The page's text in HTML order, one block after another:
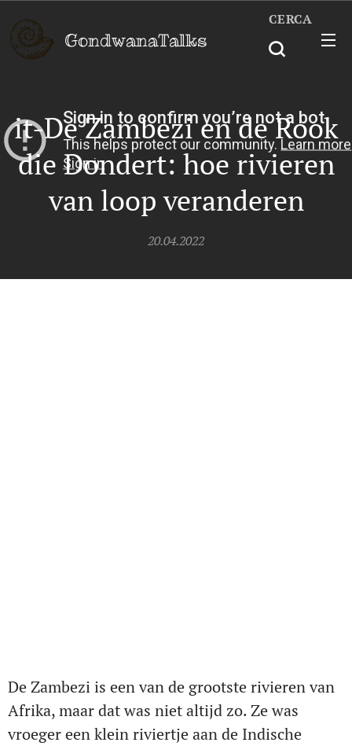
GondwanaTalks
CERCA
it-De Zambezi en de Rook
die Dondert: hoe rivieren
van loop veranderen
20.04.2022
De Zambezi is een van de grootste rivieren van
Afrika, maar dat was niet altijd zo. Ze was
vroeger een klein riviertje aan de Indische